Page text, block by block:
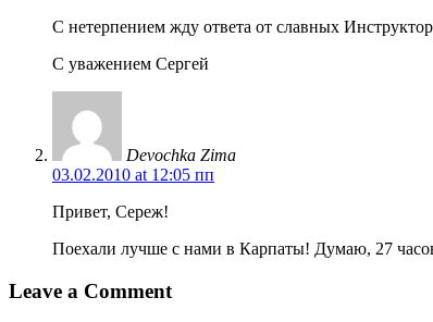
С нетерпением жду ответа от славных
С уважением Сергей
Devochka Zima
03.02.2010 at 12:05 пп
Привет, Сереж!
Поехали лучше с нами в Карпаты! Думаю, 27
Leave a Comment